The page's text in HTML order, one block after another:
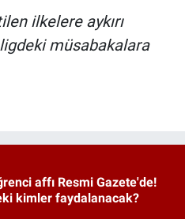
ilkelere aykırı
müsabakalara
affı Resmi Gazete'de!
kimler faydalanacak?